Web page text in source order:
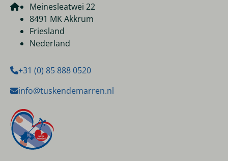
Meinesleatwei 22
8491 MK Akkrum
Friesland
Nederland
+31 (0) 85 888 0520
info@tuskendemarren.nl